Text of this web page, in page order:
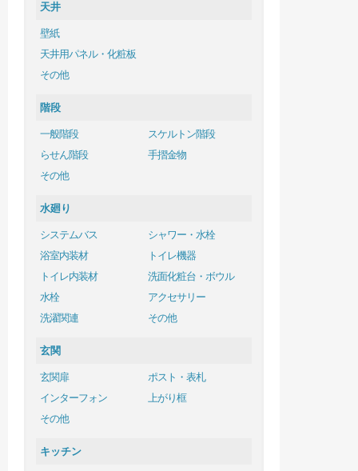
天井
壁紙
天井用パネル・化粧板
その他
階段
一般階段
スケルトン階段
らせん階段
手摺金物
その他
水廻り
システムバス
シャワー・水栓
浴室内装材
トイレ機器
トイレ内装材
洗面化粧台・ボウル
水栓
アクセサリー
洗濯関連
その他
玄関
玄関扉
ポスト・表札
インターフォン
上がり框
その他
キッチン